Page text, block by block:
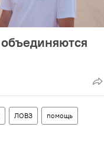
ЛОВЗ помощь